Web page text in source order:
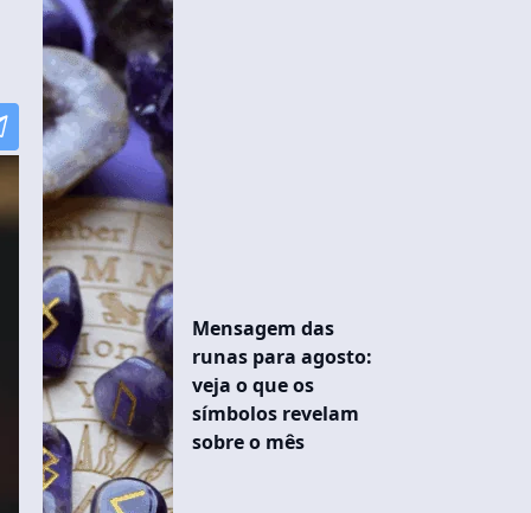
Mensagem das
runas para agosto:
veja o que os
símbolos revelam
sobre o mês